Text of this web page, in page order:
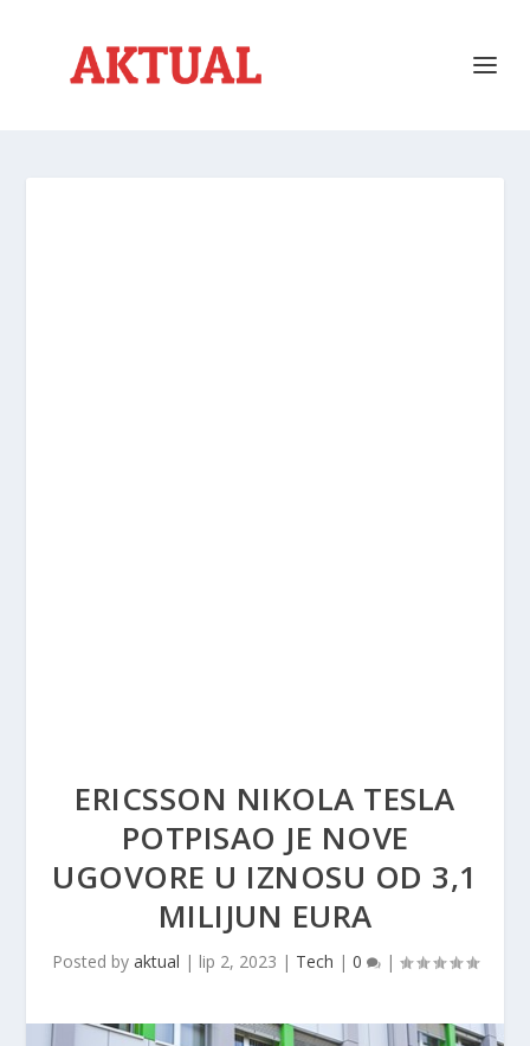
ERICSSON NIKOLA TESLA
POTPISAO JE NOVE
UGOVORE U IZNOSU OD 3,1
MILIJUN EURA
Posted by aktual | lip 2, 2023 | Tech | 0 |